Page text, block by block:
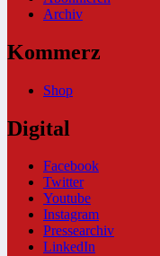
Archiv
Kommerz
Shop
Digital
Facebook
Twitter
Youtube
Instagram
Pressearchiv
LinkedIn